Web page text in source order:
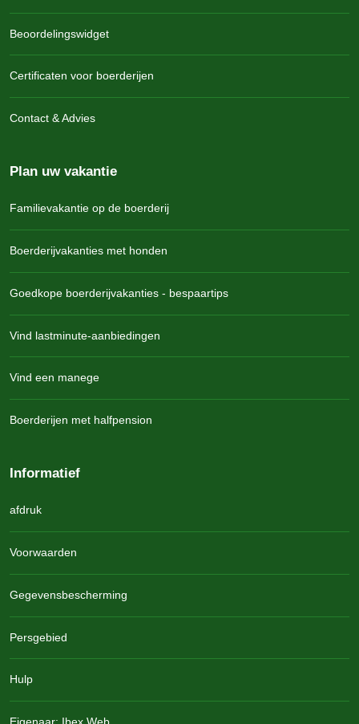
Beoordelingswidget
Certificaten voor boerderijen
Contact & Advies
Plan uw vakantie
Familievakantie op de boerderij
Boerderijvakanties met honden
Goedkope boerderijvakanties - bespaartips
Vind lastminute-aanbiedingen
Vind een manege
Boerderijen met halfpension
Informatief
afdruk
Voorwaarden
Gegevensbescherming
Persgebied
Hulp